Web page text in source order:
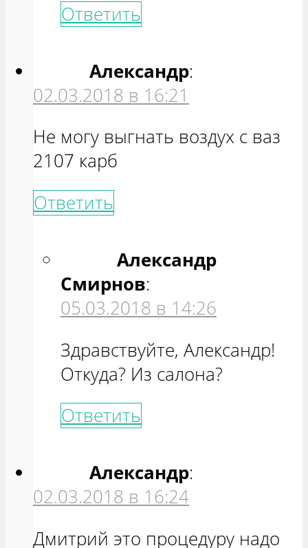
Ответить
Александр:
02.03.2018 в 16:21
Не могу выгнать воздух с ваз
2107 карб
Ответить
Александр
Смирнов:
05.03.2018 в 14:26
Здравствуйте, Александр!
Откуда? Из салона?
Ответить
Александр:
02.03.2018 в 16:24
Дмитрий это процедуру надо